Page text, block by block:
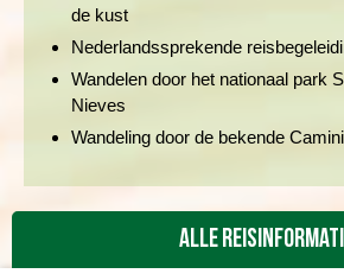
de kust
Nederlandssprekende
Wandelen door het nationaal park
Nieves
Wandeling door de bekende
Alle